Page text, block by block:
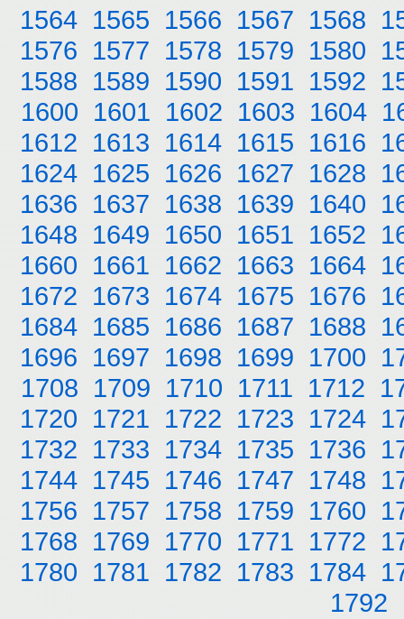
1564 1565 1566 1567 1568
1576 1577 1578 1579 1580
1588 1589 1590 1591 1592
1600 1601 1602 1603 1604
1612 1613 1614 1615 1616
1624 1625 1626 1627 1628
1636 1637 1638 1639 1640
1648 1649 1650 1651 1652
1660 1661 1662 1663 1664
1672 1673 1674 1675 1676
1684 1685 1686 1687 1688
1696 1697 1698 1699 1700
1708 1709 1710 1711 1712
1720 1721 1722 1723 1724
1732 1733 1734 1735 1736
1744 1745 1746 1747 1748
1756 1757 1758 1759 1760
1768 1769 1770 1771 1772
1780 1781 1782 1783 1784
1792